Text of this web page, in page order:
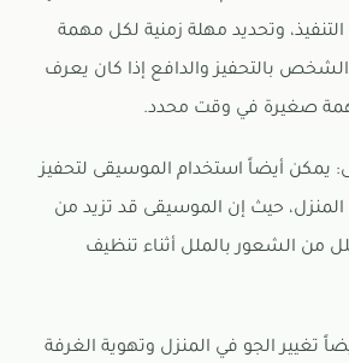
وتحديد مهلة زمنية لكل مهمة
بالتحفيز والدافع إذا كان يعرف
صغيرة في وقت محدد.
يمكن أيضاً استخدام الموسيقى لتحفيز
حيث إن الموسيقى قد تزيد من
الشعور بالملل أثناء تنظيف
تغيير الجو في المنزل وتهوية الغرفة